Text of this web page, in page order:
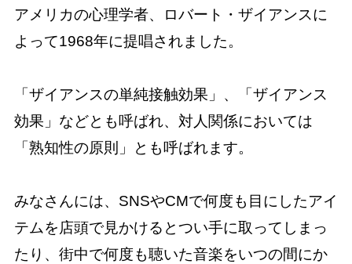
アメリカの心理学者、ロバート・ザイアンスに
よって1968年に提唱されました。
「ザイアンスの単純接触効果」、「ザイアンス
効果」などとも呼ばれ、対人関係においては
「熟知性の原則」とも呼ばれます。
みなさんには、SNSやCMで何度も目にしたアイ
テムを店頭で見かけるとつい手に取ってしまっ
たり、街中で何度も聴いた音楽をいつの間にか